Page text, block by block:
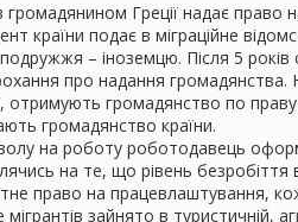
Греції надає право
країни подає в міграційне
– іноземцю. Після 5 років
про надання громадянства.
отримують громадянство по
громадянство країни.
на роботу роботодавець
на те, що рівень безробіття в
право на працевлаштування,
зайнято в туристичній,